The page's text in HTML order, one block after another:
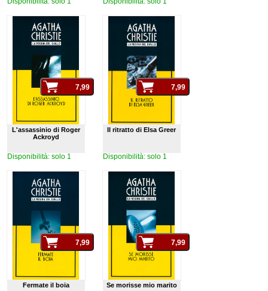
L'assassinio di Roger
Ackroyd
Disponibilità: solo 1
Il ritratto di Elsa Greer
Disponibilità: solo 1
Fermate il boia Se morisse mio marito